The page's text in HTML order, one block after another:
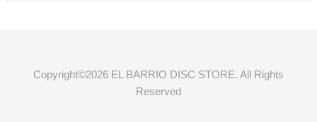
Copyright©2026 EL BARRIO DISC STORE. All Rights
Reserved